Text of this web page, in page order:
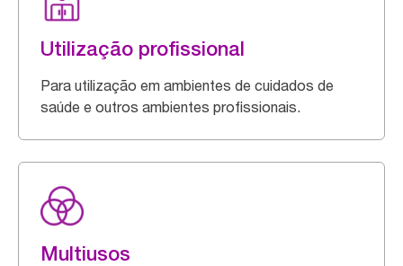
Utilização profissional
Para utilização em ambientes de cuidados de
saúde e outros ambientes profissionais.
Multiusos